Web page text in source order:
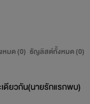
หมด (0) ธัญลิสต์ทั้งหมด (0)
เดียวกัน(นายรักแรกพบ)